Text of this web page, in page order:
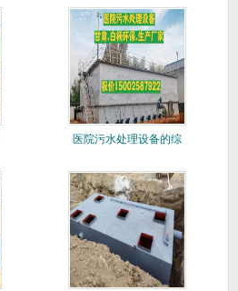
医院污水处理设备的综